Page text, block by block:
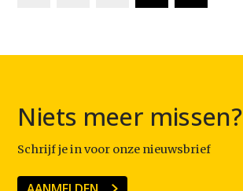
Niets meer missen?
Schrijf je in voor onze nieuwsbrief